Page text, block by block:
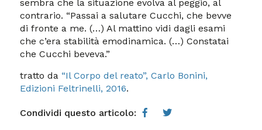
sembra che la situazione evolva al peggio, al
contrario. “Passai a salutare Cucchi, che bevve
di fronte a me. (…) Al mattino vidi dagli esami
che c’era stabilità emodinamica. (…) Constatai
che Cucchi beveva.”
tratto da “Il Corpo del reato”, Carlo Bonini,
Edizioni Feltrinelli, 2016.
Condividi questo articolo: